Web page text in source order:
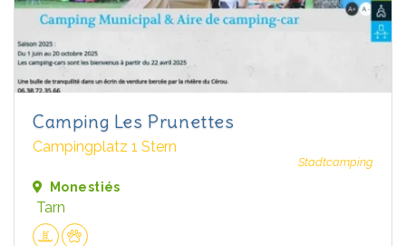
Camping Les Prunettes
Campingplatz 1 Stern
Stadtcamping
Monestiés
Tarn